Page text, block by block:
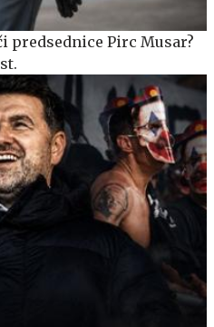
predsednice Pirc Musar?